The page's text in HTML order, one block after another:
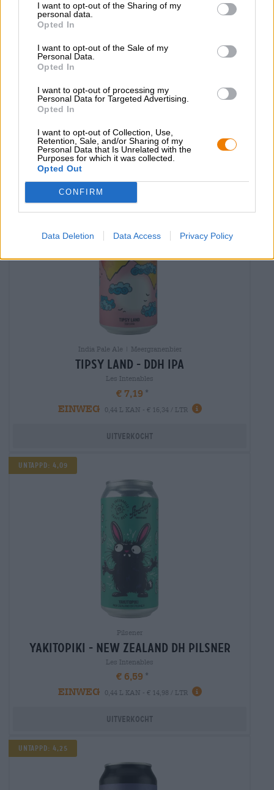
I want to opt-out of the Sharing of my
personal data.
Opted In
I want to opt-out of the Sale of my
Personal Data.
Opted In
I want to opt-out of processing my
Personal Data for Targeted Advertising.
Opted In
I want to opt-out of Collection, Use,
Retention, Sale, and/or Sharing of my
Personal Data that Is Unrelated with the
Purposes for which it was collected.
Opted Out
CONFIRM
Data Deletion Data Access Privacy Policy
Les Intenables
Uitverkocht
UNTAPPD: 3,75
India Pale Ale | Meergranenbier
tipsy land - ddh ipa
Les Intenables
€ 7,19
EINWEG
0,44 L KAN - € 16,34 / LTR
Uitverkocht
UNTAPPD: 4,09
Pilsener
yakitopiki - new zealand dh pilsner
Les Intenables
€ 6,59
EINWEG
0,44 L KAN - € 14,98 / LTR
Uitverkocht
Untappd: 4,25